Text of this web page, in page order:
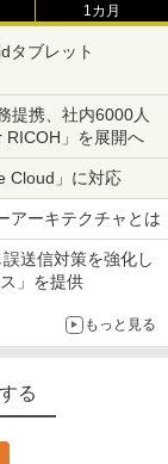
1カ月
タブレット
提携、社内6000人
RICOH」を展開へ
Cloud」に対応
アーキテクチャとは
送信対策を強化し
」を提供
もっと見る
る